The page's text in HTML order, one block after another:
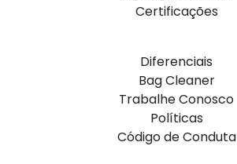
Certificações
Diferenciais
Bag Cleaner
Trabalhe Conosco
Políticas
Código de Conduta